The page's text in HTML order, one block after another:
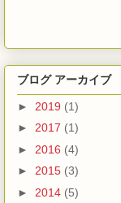
ブログ アーカイブ
► 2019 (1)
► 2017 (1)
► 2016 (4)
► 2015 (3)
► 2014 (5)